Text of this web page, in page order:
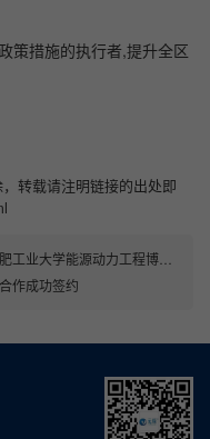
策措施的执行者,提升全区
转载请注明链接的出处即
大学能源动力工程博士生导师
作成功签约